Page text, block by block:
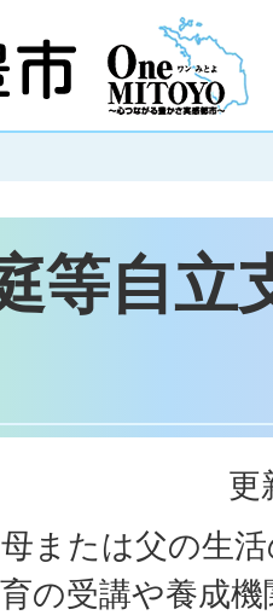
等自立
更
または父の生
の受講や養成